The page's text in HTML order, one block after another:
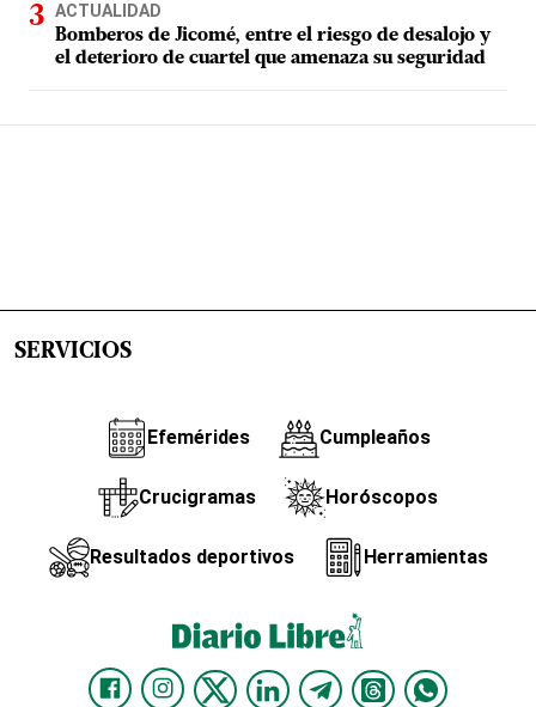
ACTUALIDAD
Bomberos de Jicomé, entre el riesgo de desalojo y
el deterioro de cuartel que amenaza su seguridad
SERVICIOS
Efemérides Cumpleaños
Crucigramas Horóscopos
Resultados deportivos Herramientas